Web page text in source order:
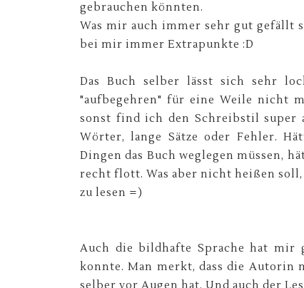
gebrauchen könnten.
Was mir auch immer sehr gut gefällt
bei mir immer Extrapunkte :D
Das Buch selber lässt sich sehr
"aufbegehren" für eine Weile nicht
sonst find ich den Schreibstil super
Wörter, lange Sätze oder Fehler.
Dingen das Buch weglegen müssen,
recht flott. Was aber nicht heißen soll,
zu lesen =)
Auch die bildhafte Sprache hat mir
konnte. Man merkt, dass die